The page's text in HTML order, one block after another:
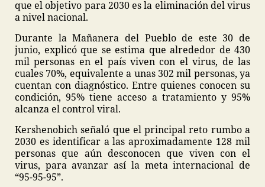
que el objetivo para 2030 es la eliminación del virus
a nivel nacional.
Durante la Mañanera del Pueblo de este 30 de
junio, explicó que se estima que alrededor de 430
mil personas en el país viven con el virus, de las
cuales 70%, equivalente a unas 302 mil personas, ya
cuentan con diagnóstico. Entre quienes conocen su
condición, 95% tiene acceso a tratamiento y 95%
alcanza el control viral.
Kershenobich señaló que el principal reto rumbo a
2030 es identificar a las aproximadamente 128 mil
personas que aún desconocen que viven con el
virus, para avanzar así la meta internacional de
“95-95-95”.